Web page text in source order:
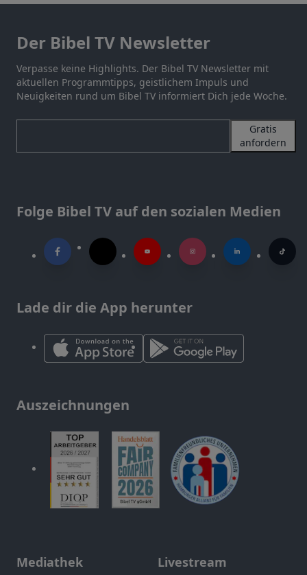
Der Bibel TV Newsletter
Verpasse keine Highlights. Der Bibel TV Newsletter mit
aktuellen Programmtipps, geistlichem Impuls und
Neuigkeiten rund um Bibel TV informiert Dich jede Woche.
Gratis
anfordern
Folge Bibel TV auf den sozialen Medien
Lade dir die App herunter
Auszeichnungen
Mediathek Livestream